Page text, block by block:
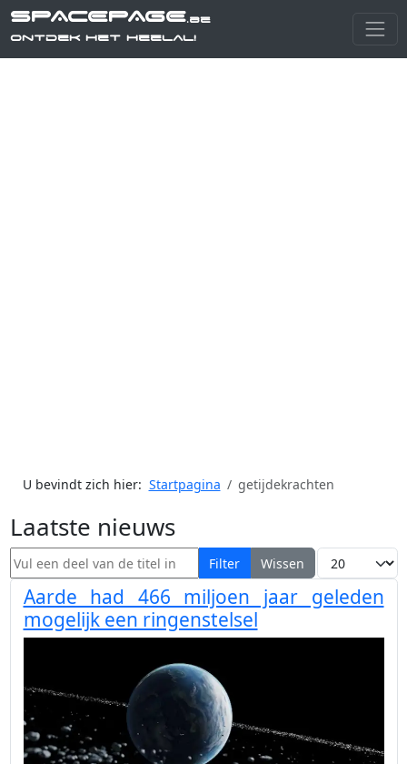
SPACEPAGE.be
Ontdek het heelal!
U bevindt zich hier: Startpagina getijdekrachten
Laatste nieuws
Vul een deel van de titel in Filter Wissen Toon #
Aarde had 466 miljoen jaar geleden
mogelijk een ringenstelsel